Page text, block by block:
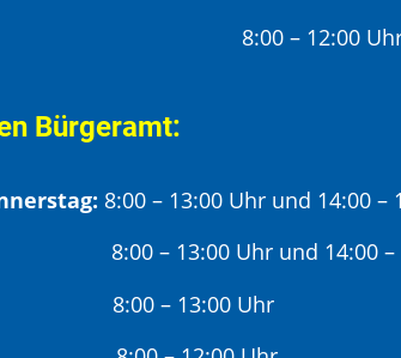
8:00 – 12:00
Bürgeramt:
8:00 – 13:00 Uhr und 14:00 –
– 13:00 Uhr und 14:00 –
– 13:00 Uhr